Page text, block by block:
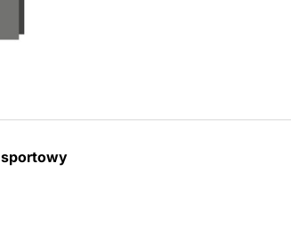
sportowy